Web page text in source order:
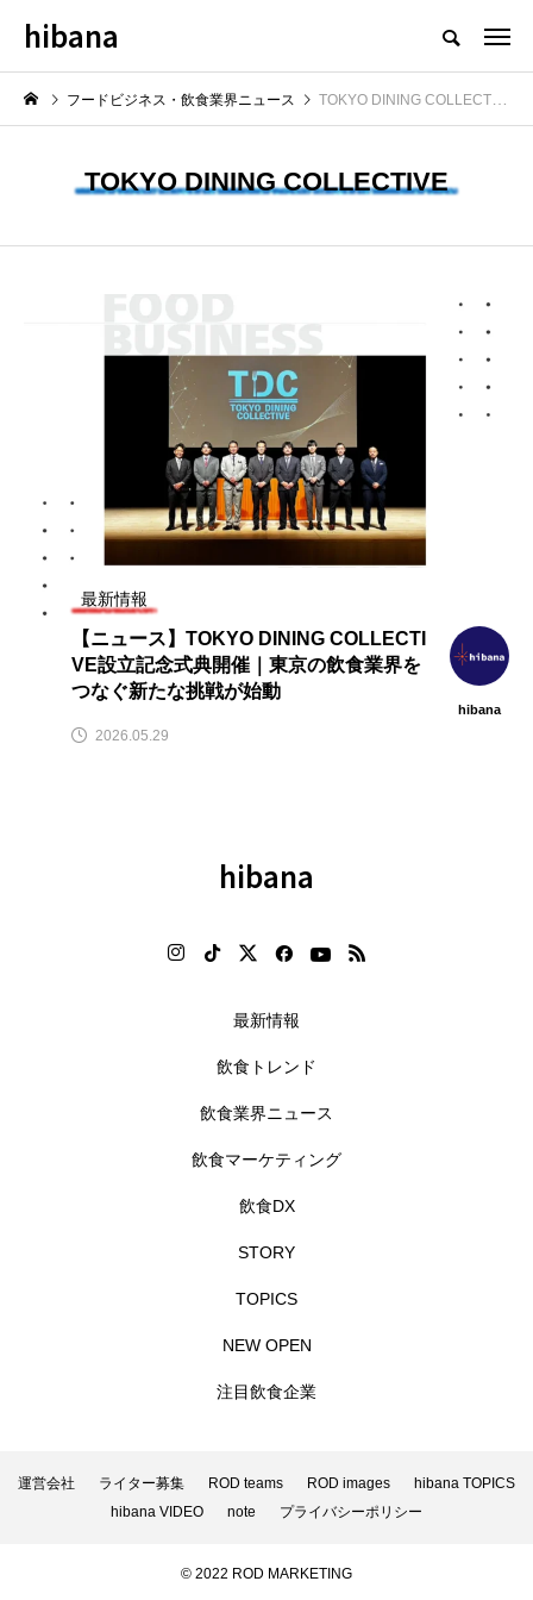
フードビジネス・飲食業界のニュースメディア
NEW POST
鹿児島の味を首都圏で！「愛にい
舗で8月10日から開催
2026.08.09
飲食マーケティング
hibana
フードビジネス・飲食業界ニュース TOKYO DINING COLLECTIVE
TOKYO DINING COLLECTIVE
最新情報
【ニュース】TOKYO DINING COLLECTI
VE設立記念式典開催｜東京の飲食業界を
つなぐ新たな挑戦が始動
hibana
2026.05.29
hibana
最新情報
飲食トレンド
飲食業界ニュース
飲食マーケティング
飲食DX
STORY
TOPICS
NEW OPEN
注目飲食企業
運営会社 ライター募集 ROD teams ROD images
hibana TOPICS
hibana VIDEO
note プライバシーポリシー
© 2022 ROD MARKETING